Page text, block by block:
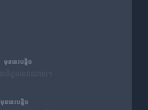
មុននេះបន្តិច
មុននេះបន្តិច